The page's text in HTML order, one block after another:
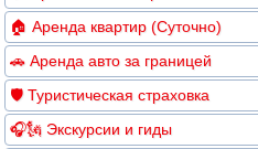
🏠 Аренда квартир (Суточно)
🚗 Аренда авто за границей
🛡️ Туристическая страховка
🎧🗽 Экскурсии и гиды